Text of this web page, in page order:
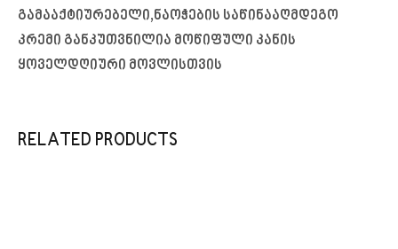
გამააქტიურებელი,ნაოჭების საწინააღმდეგო
კრემი განკუთვნილია მოწიფული კანის
ყოველდღიური მოვლისთვის
RELATED PRODUCTS